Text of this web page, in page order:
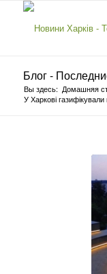
Блог -
Вы здесь: Домашняя
У Харкові